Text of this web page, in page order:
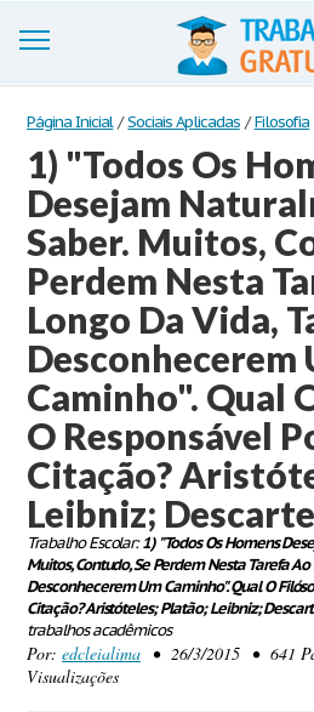
Trabalhos
Cadastre-se
Entre
Blog
Contate-nos
Página Inicial / Sociais Aplicadas / Filosofia
1) "Todos Os
Desejam
Saber. Muitos,
Perdem Nesta
Longo Da Vida,
Desconhecerem
Caminho". Qual
O Responsável
Citação?
Leibniz;
Trabalho Escolar:1) "Todos Os Homens
Muitos, Contudo, Se Perdem Nesta Tarefa
Desconhecerem Um Caminho". Qual O
Citação? Aristóteles; Platão; Leibniz;
trabalhos acadêmicos
Por: edcleialima • 26/3/2015 • 641
Visualizações